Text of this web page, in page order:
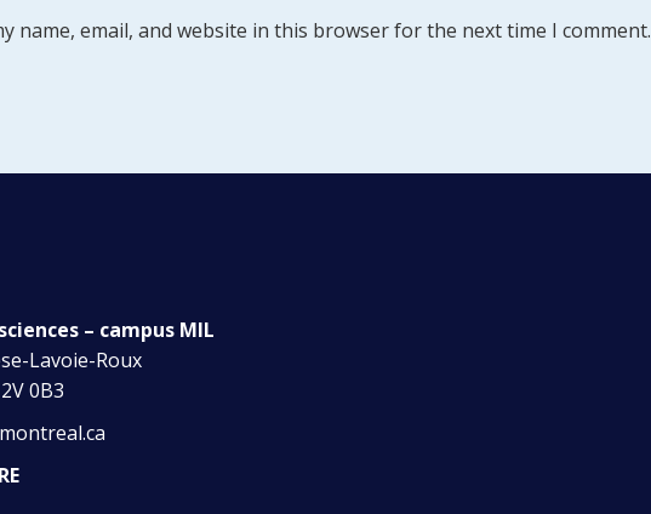
name, email, and website in this browser for the next time I comment.
– campus MIL
Lavoie-Roux
0B3